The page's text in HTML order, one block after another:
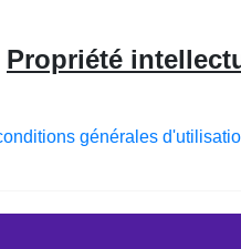
Propriété
générales